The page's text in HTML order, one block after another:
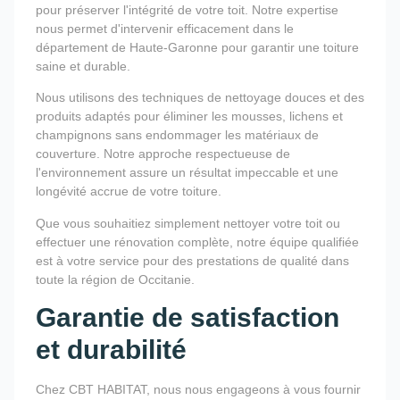
pour préserver l'intégrité de votre toit. Notre expertise
nous permet d'intervenir efficacement dans le
département de Haute-Garonne pour garantir une toiture
saine et durable.
Nous utilisons des techniques de nettoyage douces et des
produits adaptés pour éliminer les mousses, lichens et
champignons sans endommager les matériaux de
couverture. Notre approche respectueuse de
l'environnement assure un résultat impeccable et une
longévité accrue de votre toiture.
Que vous souhaitiez simplement nettoyer votre toit ou
effectuer une rénovation complète, notre équipe qualifiée
est à votre service pour des prestations de qualité dans
toute la région de Occitanie.
Garantie de satisfaction
et durabilité
Chez CBT HABITAT, nous nous engageons à vous fournir